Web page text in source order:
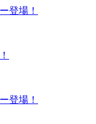
登場！
登場！